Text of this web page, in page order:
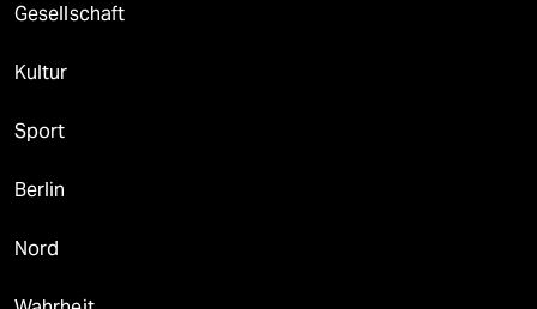
Gesellschaft
Kultur
Sport
Berlin
Nord